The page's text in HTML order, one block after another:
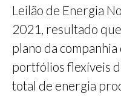
Leilão de Energia
2021, resultado
plano da
portfólios flexíveis
total de energia